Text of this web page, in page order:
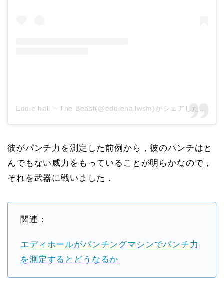
Eddie hall – The Beast(@eddiehallwsm)がシェアした投稿
彼がパンチ力を測定した前例から，彼のパンチはと
んでもない威力をもっていることが明らかなので，
それを武器に戦いました．
関連：
エディホールがパンチングマシンでパンチ力
を測定するとどうなるか